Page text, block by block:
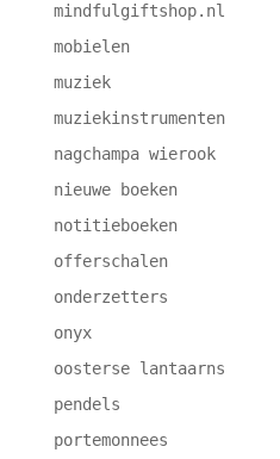
mindfulgiftshop.nl
mobielen
muziek
muziekinstrumenten
nagchampa wierook
nieuwe boeken
notitieboeken
offerschalen
onderzetters
onyx
oosterse lantaarns
pendels
portemonnees